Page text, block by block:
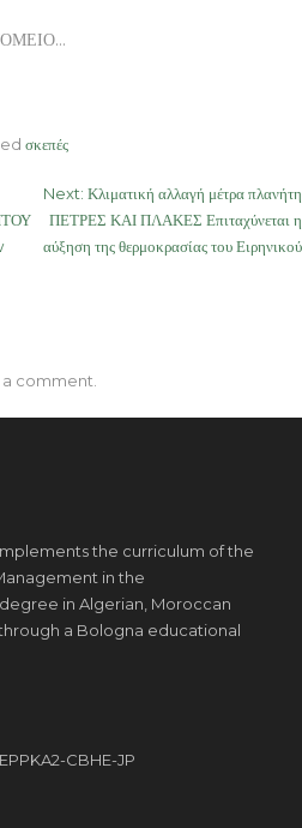
σκεπές
Next: Κλιματική αλλαγή μέτρα πλανήτη
ΠΕΤΡΕΣ ΚΑΙ ΠΛΑΚΕΣ Επιταχύνεται η
αύξηση της θερμοκρασίας του Ειρηνικού
comment.
the curriculum of the
in the
in Algerian, Moroccan
a Bologna educational
CBHE-JP